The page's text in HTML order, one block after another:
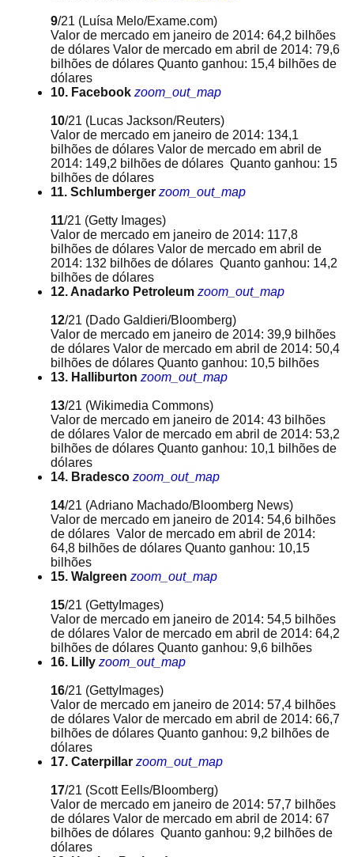
9/21 (Luísa Melo/Exame.com)
Valor de mercado em janeiro de 2014: 64,2 bilhões
de dólares Valor de mercado em abril de 2014: 79,6
bilhões de dólares Quanto ganhou: 15,4 bilhões de
dólares
10. Facebook zoom_out_map
10/21 (Lucas Jackson/Reuters)
Valor de mercado em janeiro de 2014: 134,1
bilhões de dólares Valor de mercado em abril de
2014: 149,2 bilhões de dólares Quanto ganhou: 15
bilhões de dólares
11. Schlumberger zoom_out_map
11/21 (Getty Images)
Valor de mercado em janeiro de 2014: 117,8
bilhões de dólares Valor de mercado em abril de
2014: 132 bilhões de dólares Quanto ganhou: 14,2
bilhões de dólares
12. Anadarko Petroleum zoom_out_map
12/21 (Dado Galdieri/Bloomberg)
Valor de mercado em janeiro de 2014: 39,9 bilhões
de dólares Valor de mercado em abril de 2014: 50,4
bilhões de dólares Quanto ganhou: 10,5 bilhões
13. Halliburton zoom_out_map
13/21 (Wikimedia Commons)
Valor de mercado em janeiro de 2014: 43 bilhões
de dólares Valor de mercado em abril de 2014: 53,2
bilhões de dólares Quanto ganhou: 10,1 bilhões de
dólares
14. Bradesco zoom_out_map
14/21 (Adriano Machado/Bloomberg News)
Valor de mercado em janeiro de 2014: 54,6 bilhões
de dólares Valor de mercado em abril de 2014:
64,8 bilhões de dólares Quanto ganhou: 10,15
bilhões
15. Walgreen zoom_out_map
15/21 (GettyImages)
Valor de mercado em janeiro de 2014: 54,5 bilhões
de dólares Valor de mercado em abril de 2014: 64,2
bilhões de dólares Quanto ganhou: 9,6 bilhões
16. Lilly zoom_out_map
16/21 (GettyImages)
Valor de mercado em janeiro de 2014: 57,4 bilhões
de dólares Valor de mercado em abril de 2014: 66,7
bilhões de dólares Quanto ganhou: 9,2 bilhões de
dólares
17. Caterpillar zoom_out_map
17/21 (Scott Eells/Bloomberg)
Valor de mercado em janeiro de 2014: 57,7 bilhões
de dólares Valor de mercado em abril de 2014: 67
bilhões de dólares Quanto ganhou: 9,2 bilhões de
dólares